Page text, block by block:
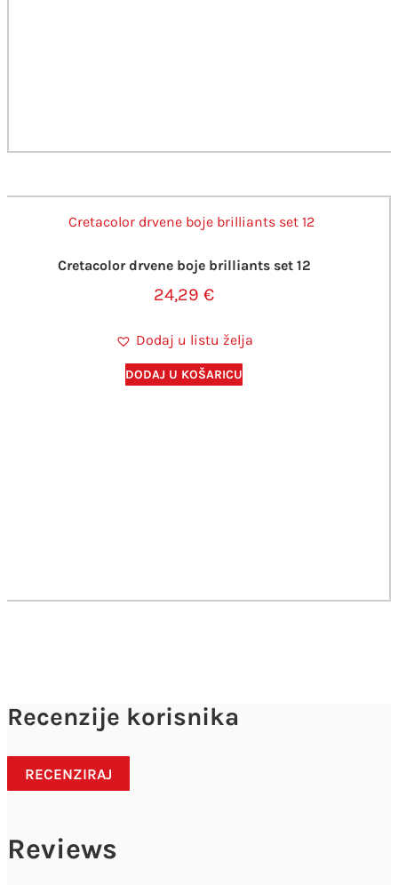
Cretacolor drvene boje brilliants set 12
24,29 €
Dodaj u listu želja
DODAJ U KOŠARICU
Recenzije korisnika
RECENZIRAJ
Reviews